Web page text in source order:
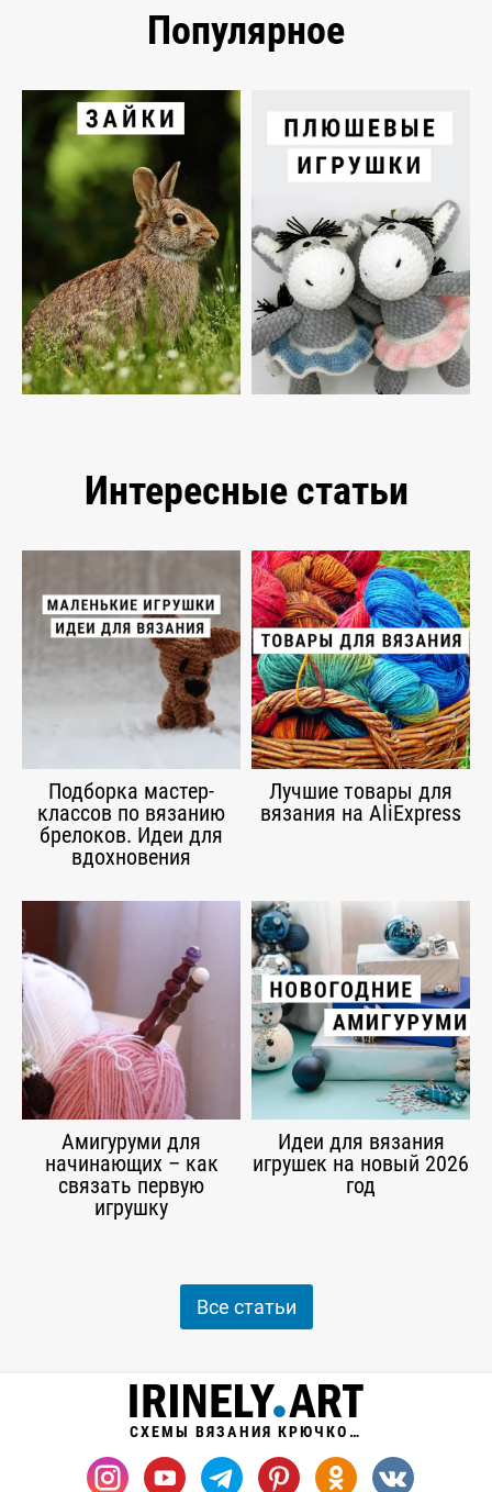
Популярное
Интересные статьи
Подборка мастер-
классов по вязанию
брелоков. Идеи для
вдохновения
Лучшие товары для
вязания на AliExpress
Амигуруми для
начинающих – как
связать первую
игрушку
Идеи для вязания
игрушек на новый 2026
год
Все статьи
СХЕМЫ ВЯЗАНИЯ КРЮЧКОМ